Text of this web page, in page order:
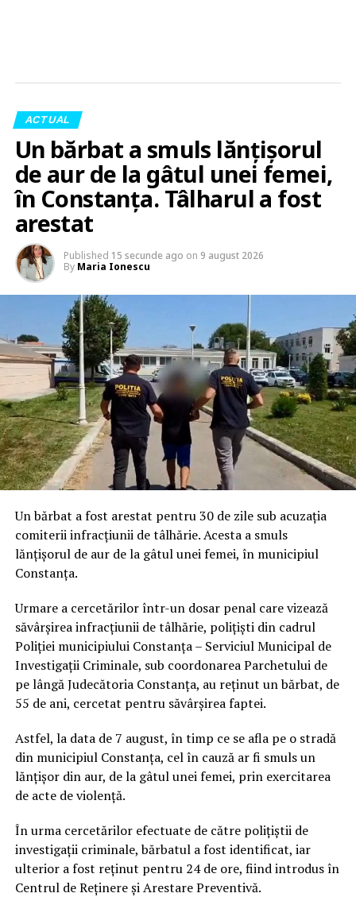
ACTUAL
Un bărbat a smuls lănțișorul
de aur de la gâtul unei femei,
în Constanța. Tâlharul a fost
arestat
Published 15 secunde ago on 9 august 2026
By Maria Ionescu
Un bărbat a fost arestat pentru 30 de zile sub acuzația
comiterii infracțiunii de tâlhărie. Acesta a smuls
lănțișorul de aur de la gâtul unei femei, în municipiul
Constanța.
Urmare a cercetărilor într-un dosar penal care vizează
săvârșirea infracțiunii de tâlhărie, polițiști din cadrul
Poliției municipiului Constanța – Serviciul Municipal de
Investigații Criminale, sub coordonarea Parchetului de
pe lângă Judecătoria Constanța, au reținut un bărbat, de
55 de ani, cercetat pentru săvârșirea faptei.
Astfel, la data de 7 august, în timp ce se afla pe o stradă
din municipiul Constanța, cel în cauză ar fi smuls un
lănțișor din aur, de la gâtul unei femei, prin exercitarea
de acte de violență.
În urma cercetărilor efectuate de către polițiștii de
investigații criminale, bărbatul a fost identificat, iar
ulterior a fost reținut pentru 24 de ore, fiind introdus în
Centrul de Reținere și Arestare Preventivă.